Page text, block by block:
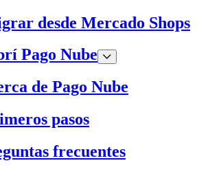
desde Mercado Shops
Pago Nube
de Pago Nube
pasos
frecuentes